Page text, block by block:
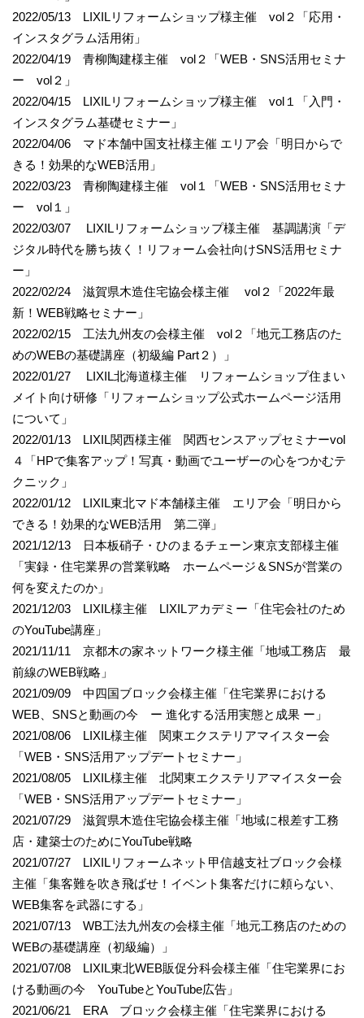
2022/05/13 LIXILリフォームショップ様主催 vol２「応用・
インスタグラム活用術」
2022/04/19 青柳陶建様主催 vol２「WEB・SNS活用セミナ
ー vol２」
2022/04/15 LIXILリフォームショップ様主催 vol１「入門・
インスタグラム基礎セミナー」
2022/04/06 マド本舗中国支社様主催 エリア会「明日からで
きる！効果的なWEB活用」
2022/03/23 青柳陶建様主催 vol１「WEB・SNS活用セミナ
ー vol１」
2022/03/07 LIXILリフォームショップ様主催 基調講演「デ
ジタル時代を勝ち抜く！リフォーム会社向けSNS活用セミナ
ー」
2022/02/24 滋賀県木造住宅協会様主催 vol２「2022年最
新！WEB戦略セミナー」
2022/02/15 工法九州友の会様主催 vol２「地元工務店のた
めのWEBの基礎講座（初級編 Part２）」
2022/01/27 LIXIL北海道様主催 リフォームショップ住まい
メイト向け研修「リフォームショップ公式ホームページ活用
について」
2022/01/13 LIXIL関西様主催 関西センスアップセミナーvol
４「HPで集客アップ！写真・動画でユーザーの心をつかむテ
クニック」
2022/01/12 LIXIL東北マド本舗様主催 エリア会「明日から
できる！効果的なWEB活用 第二弾」
2021/12/13 日本板硝子・ひのまるチェーン東京支部様主催
「実録・住宅業界の営業戦略 ホームページ＆SNSが営業の
何を変えたのか」
2021/12/03 LIXIL様主催 LIXILアカデミー「住宅会社のため
のYouTube講座」
2021/11/11 京都木の家ネットワーク様主催「地域工務店 最
前線のWEB戦略」
2021/09/09 中四国ブロック会様主催「住宅業界における
WEB、SNSと動画の今 ー 進化する活用実態と成果 ー」
2021/08/06 LIXIL様主催 関東エクステリアマイスター会
「WEB・SNS活用アップデートセミナー」
2021/08/05 LIXIL様主催 北関東エクステリアマイスター会
「WEB・SNS活用アップデートセミナー」
2021/07/29 滋賀県木造住宅協会様主催「地域に根差す工務
店・建築士のためにYouTube戦略
2021/07/27 LIXILリフォームネット甲信越支社ブロック会様
主催「集客難を吹き飛ばせ！イベント集客だけに頼らない、
WEB集客を武器にする」
2021/07/13 WB工法九州友の会様主催「地元工務店のための
WEBの基礎講座（初級編）」
2021/07/08 LIXIL東北WEB販促分科会様主催「住宅業界にお
ける動画の今 YouTubeとYouTube広告」
2021/06/21 ERA ブロック会様主催「住宅業界における